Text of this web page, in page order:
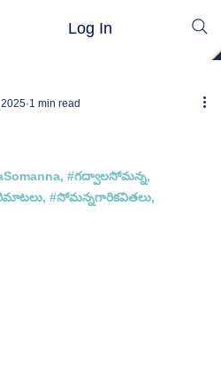
Log In
2025 1 min read
, #గద్వాలసోమన్న,
#సోమన్నగారికవితలు,